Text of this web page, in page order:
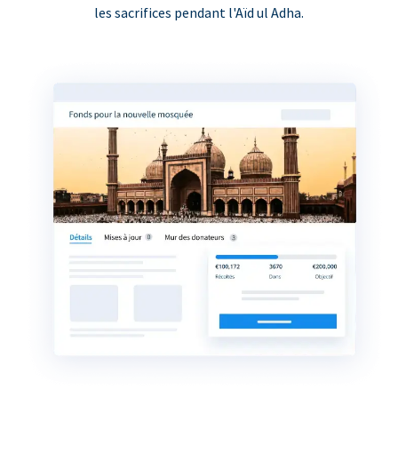
les sacrifices pendant l'Aïd ul Adha.